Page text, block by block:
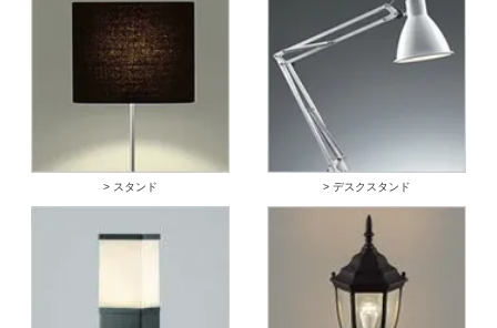
> スタンド > デスクスタンド